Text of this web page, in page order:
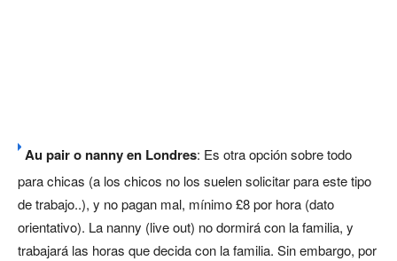
Au pair o nanny en Londres: Es otra opción sobre todo
para chicas (a los chicos no los suelen solicitar para este tipo
de trabajo..), y no pagan mal, mínimo £8 por hora (dato
orientativo). La nanny (live out) no dormirá con la familia, y
trabajará las horas que decida con la familia. Sin embargo, por